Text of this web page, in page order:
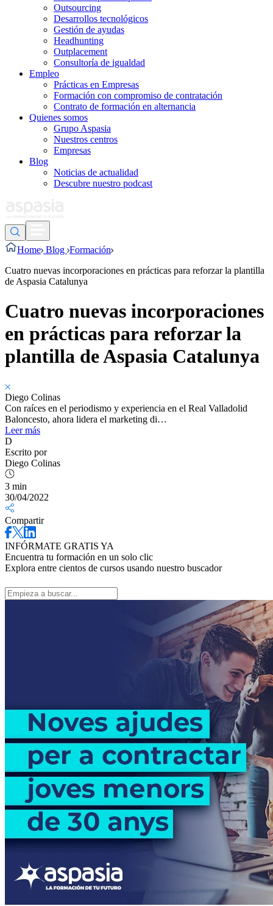
Outsourcing
Desarrollos tecnológicos
Gestión de ayudas
Headhunting
Outplacement
Consultoría de igualdad
Empleo
Prácticas en Empresas
Formación con compromiso de contratación
Contrato de formación en alternancia
Quienes somos
Grupo Aspasia
Nuestros centros
Empresas
Blog
Noticias de actualidad
Descubre nuestro podcast
Home Blog Formación
Cuatro nuevas incorporaciones en prácticas para reforzar la plantilla
de Aspasia Catalunya
Cuatro nuevas incorporaciones
en prácticas para reforzar la
plantilla de Aspasia Catalunya
Diego Colinas
Con raíces en el periodismo y experiencia en el Real Valladolid
Baloncesto, ahora lidera el marketing di…
Leer más
D
Escrito por
Diego Colinas
3 min
30/04/2022
Compartir
INFÓRMATE GRATIS YA
Encuentra tu formación en un solo clic
Explora entre cientos de cursos usando nuestro buscador